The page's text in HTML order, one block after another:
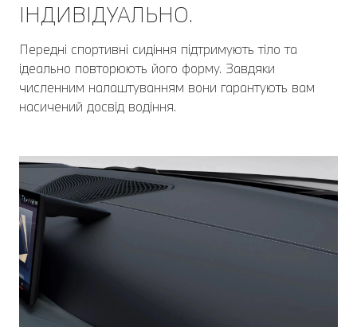
ІНДИВІДУАЛЬНО.
Передні спортивні сидіння підтримують тіло та
ідеально повторюють його форму. Завдяки
численним налаштуванням вони гарантують вам
насичений досвід водіння.